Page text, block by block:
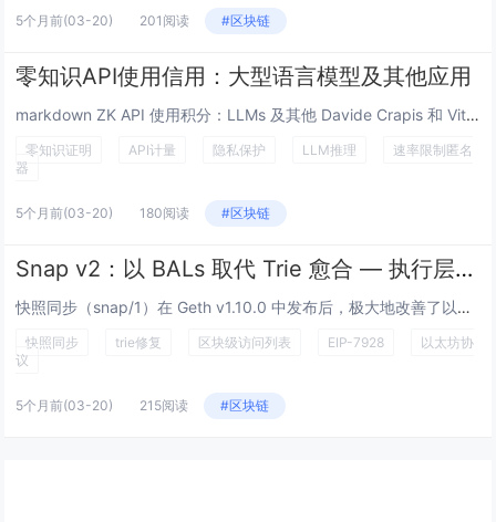
5个月前(03-20) 201阅读 #区块链
零知识API使用信用：大型语言模型及其他应用
markdown ZK API 使用积分：LLMs 及其他 Davide Crapis 和 Vitalik Bute...
零知识证明 API计量 隐私保护 LLM推理
速率限制匿名
器
5个月前(03-20) 180阅读 #区块链
Snap v2：以 BALs 取代 Trie 愈合 — 执行层研究
快照同步（snap/1）在 Geth v1.10.0 中发布后，极大地改善了以太坊节点的同步。但它有一个众所周知的阿喀琉...
快照同步 trie修复 区块级访问列表 EIP-7928
以太坊协
议
5个月前(03-20) 215阅读 #区块链